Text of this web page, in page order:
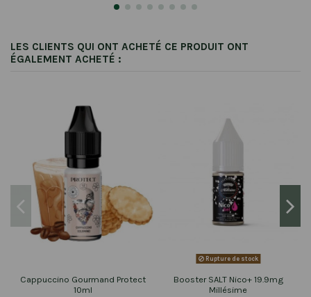
LES CLIENTS QUI ONT ACHETÉ CE PRODUIT ONT
ÉGALEMENT ACHETÉ :
Cappuccino Gourmand Protect
10ml
Rupture de stock
Booster SALT Nico+ 19.9mg
Millésime